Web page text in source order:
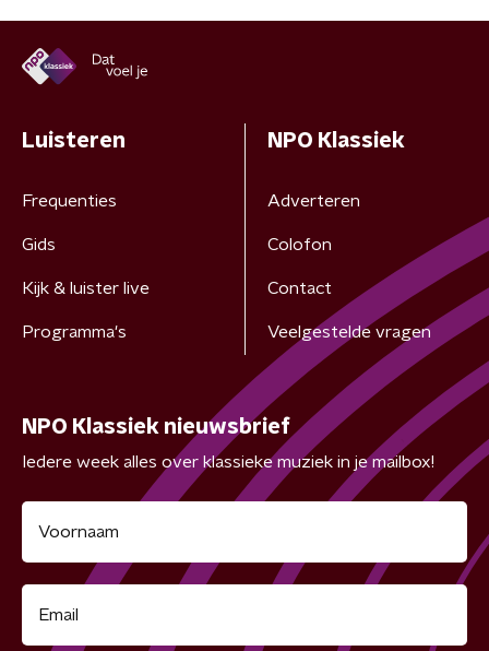
Luisteren
Frequenties
Gids
Kijk & luister live
Programma's
NPO Klassiek
Adverteren
Colofon
Contact
Veelgestelde vragen
NPO Klassiek nieuwsbrief
Iedere week alles over klassieke muziek in je mailbox!